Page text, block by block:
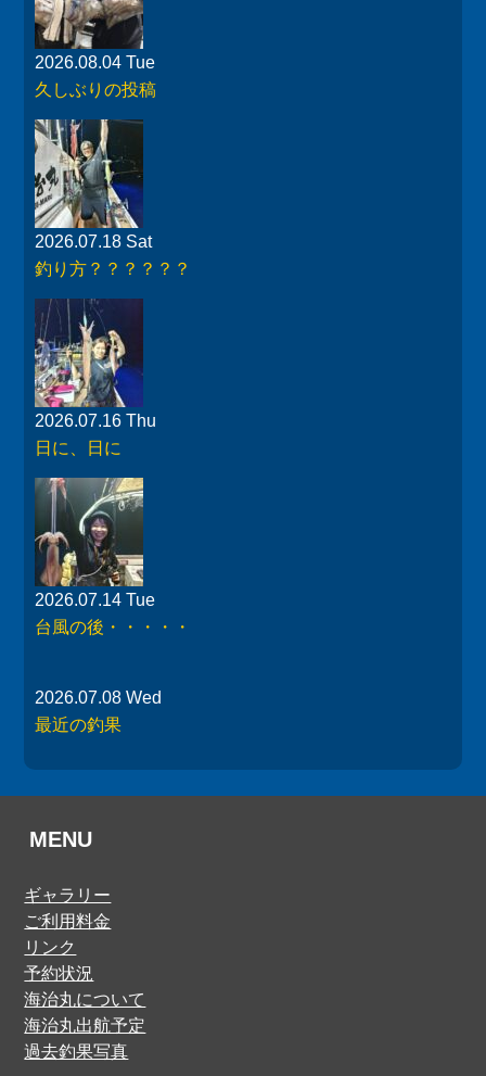
2026.08.04 Tue
久しぶりの投稿
2026.07.18 Sat
釣り方？？？？？？
2026.07.16 Thu
日に、日に
2026.07.14 Tue
台風の後・・・・・
2026.07.08 Wed
最近の釣果
MENU
ギャラリー
ご利用料金
リンク
予約状況
海治丸について
海治丸出航予定
過去釣果写真